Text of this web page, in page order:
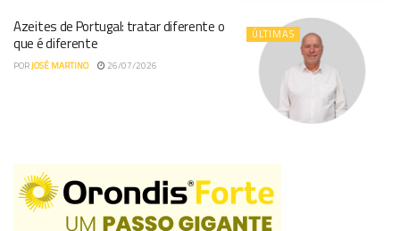
ÚLTIMAS
Azeites de Portugal: tratar diferente o
que é diferente
PORJOSÉ MARTINO 26/07/2026